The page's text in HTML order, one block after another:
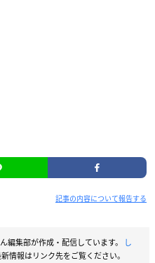
記事の内容について報告する
編集部が作成・配信しています。
し
情報はリンク先をご覧ください。